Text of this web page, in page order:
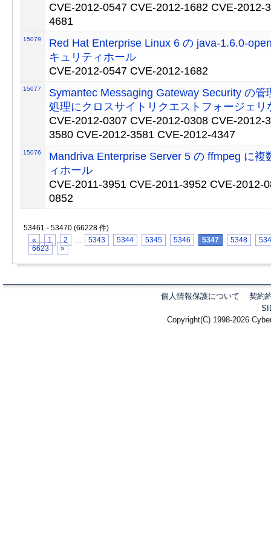
CVE-2012-0547 CVE-2012-1682 CVE-2012-
4681
15079
Red Hat Enterprise Linux 6 の java-1.6.0-
キュリティホール
CVE-2012-0547 CVE-2012-1682
15077
Symantec Messaging Gateway Security の管
処理にクロスサイトリクエストフォージェリ
CVE-2012-0307 CVE-2012-0308 CVE-2012-
3580 CVE-2012-3581 CVE-2012-4347
15076
Mandriva Enterprise Server 5 の ffmpeg に複
ィホール
CVE-2011-3951 CVE-2011-3952 CVE-2012-
0852
53461 - 53470 (66228 件)
«
1 2 … 5343 5344 5345 5346 5347 5348
6623
»
個人情報保護について
契約
Copyright(C) 1998-2026